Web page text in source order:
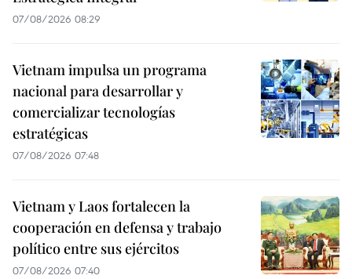
07/08/2026 08:29
Vietnam impulsa un programa
nacional para desarrollar y
comercializar tecnologías
estratégicas
07/08/2026 07:48
Vietnam y Laos fortalecen la
cooperación en defensa y trabajo
político entre sus ejércitos
07/08/2026 07:40